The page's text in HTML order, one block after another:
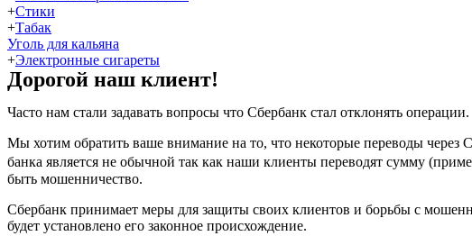
+Стики
+Табак
Уголь для кальяна
+Электронные сигареты
Дорогой наш клиент!
Часто нам стали задавать вопросы что Сбербанк стал отклонять операции.
Мы хотим обратить ваше внимание на то, что некоторые переводы через
банка является не обычной так как наши клиенты переводят сумму
быть мошенничество.
Сбербанк принимает меры для защиты своих клиентов и борьбы с
будет установлено его законное происхождение.